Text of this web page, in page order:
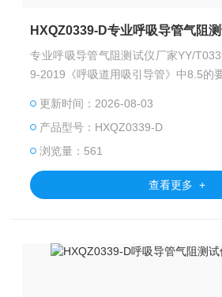
专业呼吸导管气阻测试仪厂家YY/
9-2019《呼吸道用吸引导管》中8.5的
更新时间：2026-08-03
产品型号：HXQZ0339-D
浏览量：561
查看更多 +